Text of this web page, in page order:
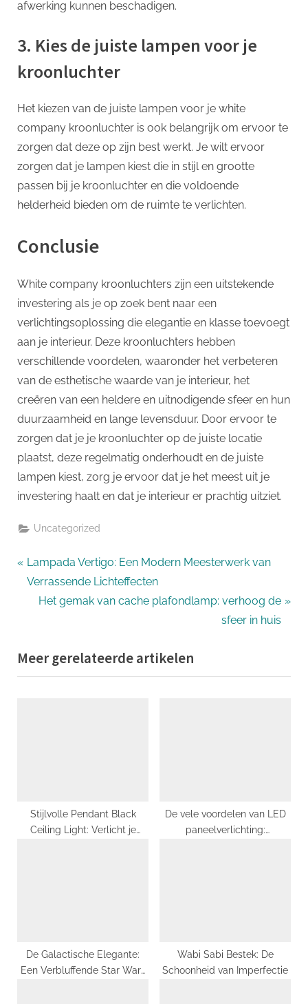
afwerking kunnen beschadigen.
3. Kies de juiste lampen voor je
kroonluchter
Het kiezen van de juiste lampen voor je white
company kroonluchter is ook belangrijk om ervoor te
zorgen dat deze op zijn best werkt. Je wilt ervoor
zorgen dat je lampen kiest die in stijl en grootte
passen bij je kroonluchter en die voldoende
helderheid bieden om de ruimte te verlichten.
Conclusie
White company kroonluchters zijn een uitstekende
investering als je op zoek bent naar een
verlichtingsoplossing die elegantie en klasse toevoegt
aan je interieur. Deze kroonluchters hebben
verschillende voordelen, waaronder het verbeteren
van de esthetische waarde van je interieur, het
creëren van een heldere en uitnodigende sfeer en hun
duurzaamheid en lange levensduur. Door ervoor te
zorgen dat je je kroonluchter op de juiste locatie
plaatst, deze regelmatig onderhoudt en de juiste
lampen kiest, zorg je ervoor dat je het meest uit je
investering haalt en dat je interieur er prachtig uitziet.
Uncategorized
Bericht
navigatie
P
r
o
u
Lampada Vertigo: Een Modern Meesterwerk van
Verrassende Lichteffecten
N
t
P
Het gemak van cache plafondlamp: verhoog de
sfeer in huis
Meer gerelateerde artikelen
Stijlvolle Pendant Black
Ceiling Light: Verlicht je
De vele voordelen van LED
paneelverlichting:
De Galactische Elegante:
Een Verbluffende Star Wars
Wabi Sabi Bestek: De
Schoonheid van Imperfectie